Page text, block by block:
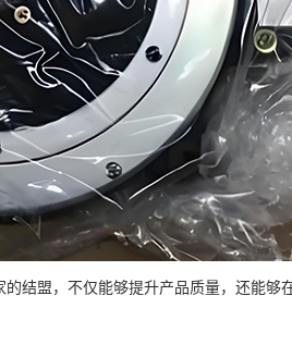
结盟，不仅能够提升产品质量，还能够